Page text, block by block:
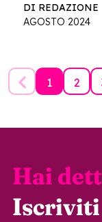
DI REDAZIONE
AGOSTO 2024
1 2
Hai
Iscriviti